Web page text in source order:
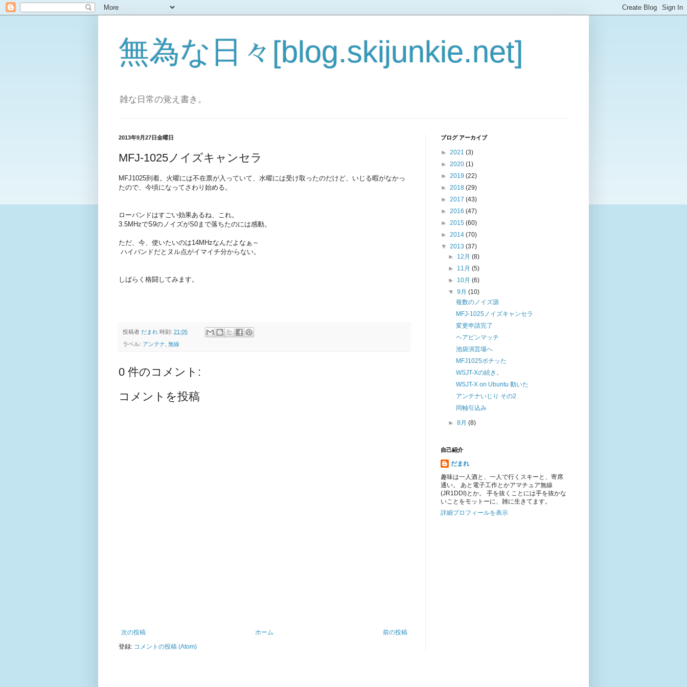
無為な日々[blog.skijunkie.net]
雑な日常の覚え書き。
2013年9月27日金曜日
MFJ-1025ノイズキャンセラ
MFJ1025到着。火曜には不在票が入っていて、水曜には受け取ったのだけど、いじる暇がなかっ
たので、今頃になってさわり始める。
ローバンドはすごい効果あるね、これ。
3.5MHzでS9のノイズがS0まで落ちたのには感動。
ただ、今、使いたいのは14MHzなんだよなぁ～
ハイバンドだとヌル点がイマイチ分からない。
しばらく格闘してみます。
投稿者 だまれ 時刻: 21:05
ラベル: アンテナ, 無線
0 件のコメント:
コメントを投稿
次の投稿 前の投稿
ホーム
登録: コメントの投稿 (Atom)
ブログ アーカイブ
► 2021 (3)
► 2020 (1)
► 2019 (22)
► 2018 (29)
► 2017 (43)
► 2016 (47)
► 2015 (60)
► 2014 (70)
▼ 2013 (37)
► 12月(8)
► 11月(5)
► 10月(6)
▼9月(10)
複数のノイズ源
MFJ-1025ノイズキャンセラ
変更申請完了
ヘアピンマッチ
池袋演芸場へ
MFJ1025ポチッた
WSJT-Xの続き。
WSJT-X on Ubuntu 動いた
アンテナいじり その2
同軸引込み
►8月(8)
自己紹介
だまれ
趣味は一人酒と、一人で行くスキーと、寄席
通い。 あと電子工作とかアマチュア無線
(JR1DDI)とか。 手を抜くことには手を抜かな
いことをモットーに、雑に生きてます。
詳細プロフィールを表示